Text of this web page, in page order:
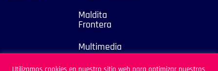
Maldita
Frontera
Multimedia
2025